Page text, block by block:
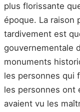
plus florissante
époque. La raison
tardivement est
gouvernementale
monuments
les personnes qui
les personnes ont
avaient vu les